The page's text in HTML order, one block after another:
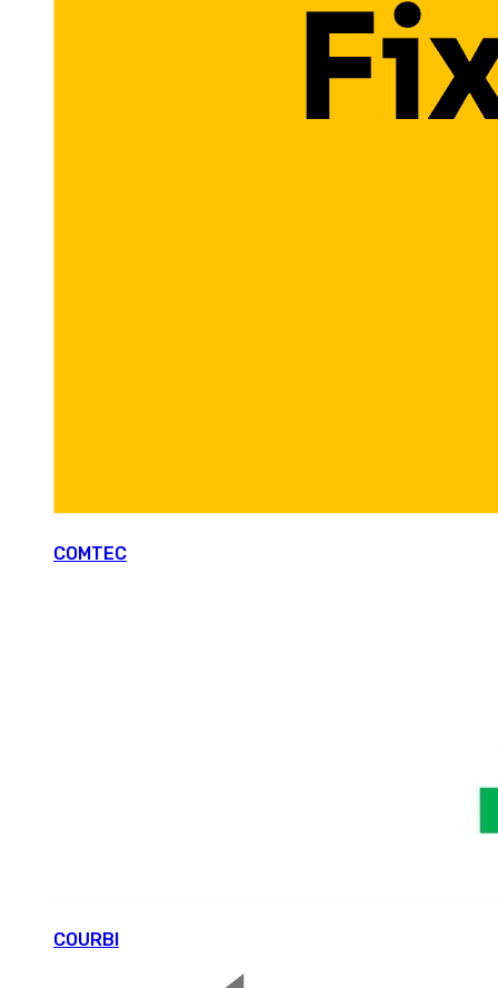
COMTEC
COURBI